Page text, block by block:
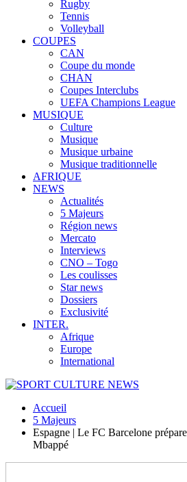
Rugby
Tennis
Volleyball
COUPES
CAN
Coupe du monde
CHAN
Coupes Interclubs
UEFA Champions League
MUSIQUE
Culture
Musique
Musique urbaine
Musique traditionnelle
AFRIQUE
NEWS
Actualités
5 Majeurs
Région news
Mercato
Interviews
CNO – Togo
Les coulisses
Star news
Dossiers
Exclusivité
INTER.
Afrique
Europe
International
Accueil
5 Majeurs
Espagne | Le FC Barcelone
Mbappé